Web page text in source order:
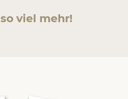
viel mehr!